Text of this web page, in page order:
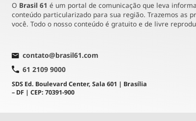
O Brasil 61 é um portal de comunicação que leva
conteúdo particularizado para sua região. Trazemos as
você. Todo o nosso conteúdo é gratuito e de livre
contato@brasil61.com
61 2109 9000
SDS Ed. Boulevard Center, Sala 601 | Brasília
– DF | CEP: 70391-900